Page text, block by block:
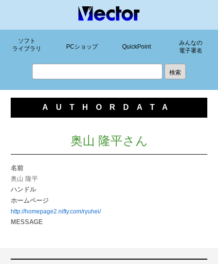
ソフト
ライブラリ
PCショップ QuickPoint
みんなの
電子署名
AUTHORDATA
奥山 隆平さん
名前
奥山 隆平
ハンドル
ホームページ
http://homepage2.nifty.com/ryuhei/
MESSAGE